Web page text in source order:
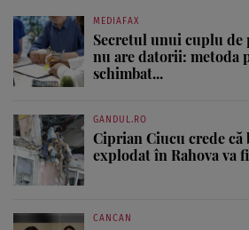
MEDIAFAX
Secretul unui cuplu de
nu are datorii: metoda
schimbat...
GANDUL.RO
Ciprian Ciucu crede că
explodat în Rahova va
CANCAN